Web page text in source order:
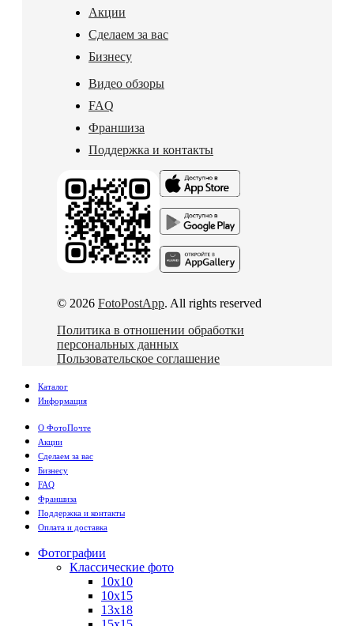
Акции
Сделаем за вас
Бизнесу
Видео обзоры
FAQ
Франшиза
Поддержка и контакты
© 2026 FotoPostApp. All rights reserved
Политика в отношении обработки
персональных данных
Пользовательское соглашение
Каталог
Информация
О ФотоПочте
Акции
Сделаем за вас
Бизнесу
FAQ
Франшиза
Поддержка и контакты
Оплата и доставка
Фотографии
Классические фото
10х10
10х15
13х18